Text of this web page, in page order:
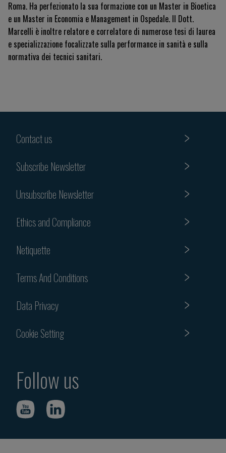
Roma. Ha perfezionato la sua formazione con un Master in Bioetica
e un Master in Economia e Management in Ospedale. Il Dott.
Marcelli è inoltre relatore e correlatore di numerose tesi di laurea
e specializzazione focalizzate sulla performance in sanità e sulla
normativa dei tecnici sanitari.
Contact us
Subscribe Newsletter
Unsubscribe Newsletter
Ethics and Compliance
Netiquette
Terms And Conditions
Data Privacy
Cookie Setting
Follow us